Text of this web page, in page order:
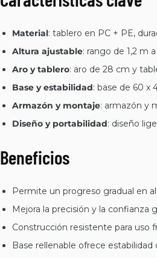
Material: tablero en PC + PE,
Altura ajustable: rango de 1,2 m
Aro y tablero: aro de 28 cm y
Base y estabilidad: base de 60 x
Armazón y montaje: armazón y
Diseño y portabilidad: diseño
Beneficios
Permite un progreso gradual en
Mejora la precisión y la confianza
Construcción resistente para uso
Base rellenable ofrece